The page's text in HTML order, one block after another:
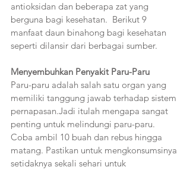
antioksidan dan beberapa zat yang
berguna bagi kesehatan.  Berikut 9
manfaat daun binahong bagi kesehatan
seperti dilansir dari berbagai sumber.
Menyembuhkan Penyakit Paru-Paru
Paru-paru adalah salah satu organ yang
memiliki tanggung jawab terhadap sistem
pernapasan.Jadi itulah mengapa sangat
penting untuk melindungi paru-paru.
Coba ambil 10 buah dan rebus hingga
matang. Pastikan untuk mengkonsumsinya
setidaknya sekali sehari untuk